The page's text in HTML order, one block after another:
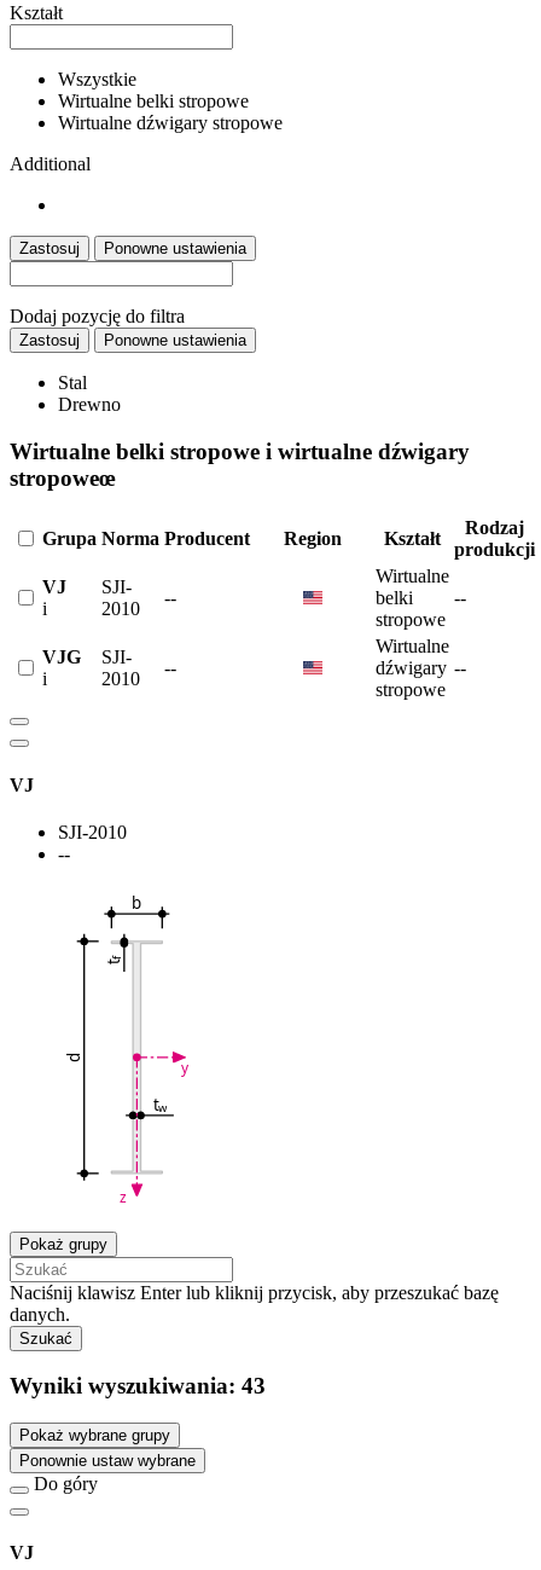
Kształt
Wszystkie
Wirtualne belki stropowe
Wirtualne dźwigary stropowe
Additional
Zastosuj Ponowne ustawienia
Dodaj pozycję do filtra
Zastosuj Ponowne ustawienia
Stal
Drewno
Wirtualne belki stropowe i wirtualne dźwigary
stropoweœ
Grupa Norma Producent Region Kształt
Rodzaj
produkcji
VJ
i
SJI-
2010
--
Wirtualne
belki
stropowe
--
VJG
i
SJI-
2010
--
Wirtualne
dźwigary
stropowe
--
VJ
SJI-2010
--
b
d
t
f
tw
y
z
Pokaż grupy
Naciśnij klawisz Enter lub kliknij przycisk, aby przeszukać bazę
danych.
Szukać
Wyniki wyszukiwania: 43
Pokaż wybrane grupy
Ponownie ustaw wybrane
Do góry
VJ